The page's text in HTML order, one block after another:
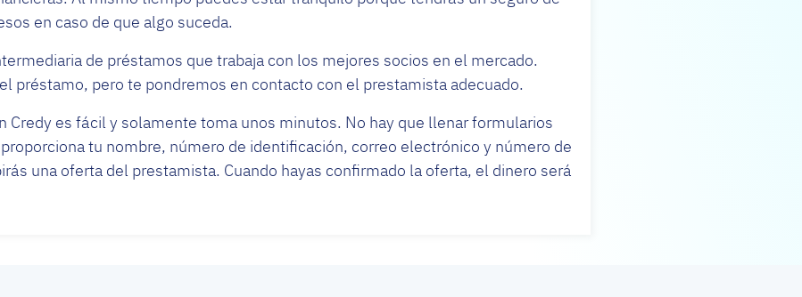
en caso de que algo suceda.
de préstamos que trabaja con los mejores socios en el mercado.
préstamo, pero te pondremos en contacto con el prestamista adecuado.
Credy es fácil y solamente toma unos minutos. No hay que llenar formularios
tu nombre, número de identificación, correo electrónico y número de
una oferta del prestamista. Cuando hayas confirmado la oferta, el dinero será